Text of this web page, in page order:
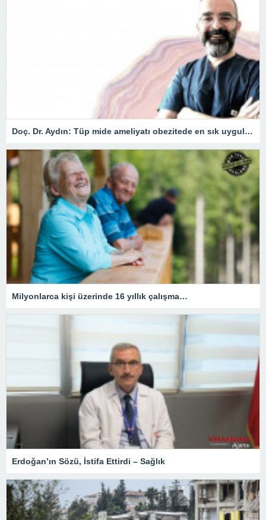
Doç. Dr. Aydın: Tüp mide ameliyatı obezitede en sık uygulanan yöntem
Milyonlarca kişi üzerinde 16 yıllık çalışma…
Erdoğan’ın Sözü, İstifa Ettirdi – Sağlık